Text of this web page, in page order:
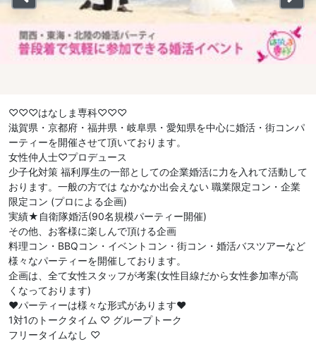
♡♡♡はなしま専科♡♡♡
滋賀県・京都府・福井県・岐阜県・愛知県を中心に婚活・街コンパ
ーティーを開催させて頂いております。
女性仲人士♡プロデュース
少子化対策 福利厚生の一部としての企業婚活に力を入れて活動して
おります。一般の方では なかなか出会えない 職業限定コン・企業
限定コン (プロによる企画)
実績★自衛隊婚活(90名規模パーティー開催)
その他、お客様に楽しんで頂ける企画
料理コン・BBQコン・イベントコン・街コン・婚活バスツアーなど
様々なパーティーを開催しております。
企画は、全て女性スタッフが考案(女性目線だから女性参加率が高
くなっております)
❤︎パーティーは様々な形式があります❤︎
1対1のトークタイム ♡ グループトーク
フリータイムなし ♡